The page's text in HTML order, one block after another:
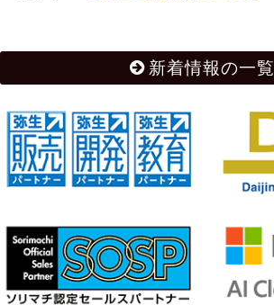
新着情報の一覧